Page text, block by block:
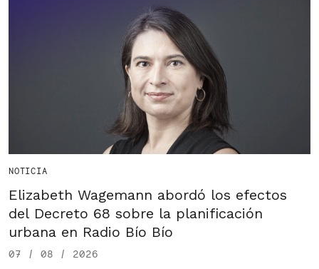
NOTICIA
Elizabeth Wagemann abordó los efectos
del Decreto 68 sobre la planificación
urbana en Radio Bío Bío
07 / 08 / 2026